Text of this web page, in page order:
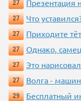
27
Презентация
27
Что
27
Приходите
27
Однако,
27
Это
27
Волга -
29
Бесплатный